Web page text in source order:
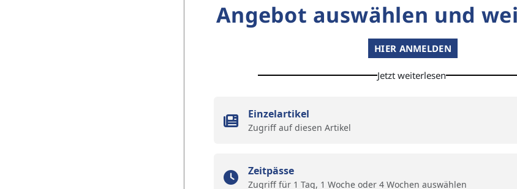
Angebot auswählen und
HIER ANMELDEN
Jetzt weiterlesen
Einzelartikel
Zugriff auf diesen Artikel
Zeitpässe
Zugriff für 1 Tag, 1 Woche oder 4 Wochen auswählen